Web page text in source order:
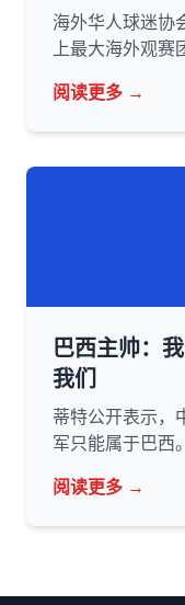
海外华人球迷协
上最大海外观赛
阅读更多 →
巴西主帅：
我们
蒂特公开表示，
军只能属于巴西。
阅读更多 →